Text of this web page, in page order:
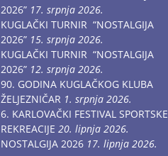
2026” 17. srpnja 2026.
KUGLAČKI TURNIR “NOSTALGIJA
2026” 15. srpnja 2026.
KUGLAČKI TURNIR “NOSTALGIJA
2026” 12. srpnja 2026.
90. GODINA KUGLAČKOG KLUBA
ŽELJEZNIČAR 1. srpnja 2026.
6. KARLOVAČKI FESTIVAL SPORTSKE
REKREACIJE 20. lipnja 2026.
NOSTALGIJA 2026 17. lipnja 2026.